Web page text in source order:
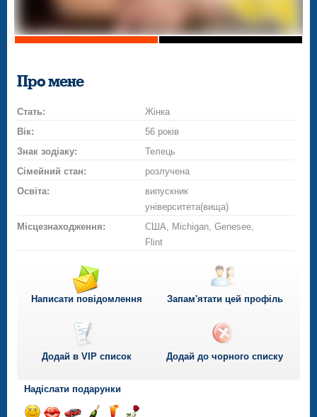
Про мене
Стать:
Жінка
Вік:
56 років
Знак зодіаку:
Телець
Сімейний стан:
розлучена
Освіта:
випускник
університета(вища)
Місцезнаходження:
США, Michigan, Genesee,
Flint
Написати повідомлення Запам'ятати цей профіль
Додай в VIP список Додай до чорного списку
Надіслати подарунки